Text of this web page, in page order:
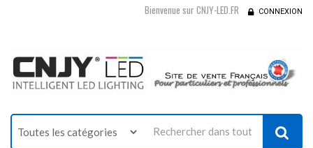
Bienvenue sur CNJY-LED.FR CONNEXION